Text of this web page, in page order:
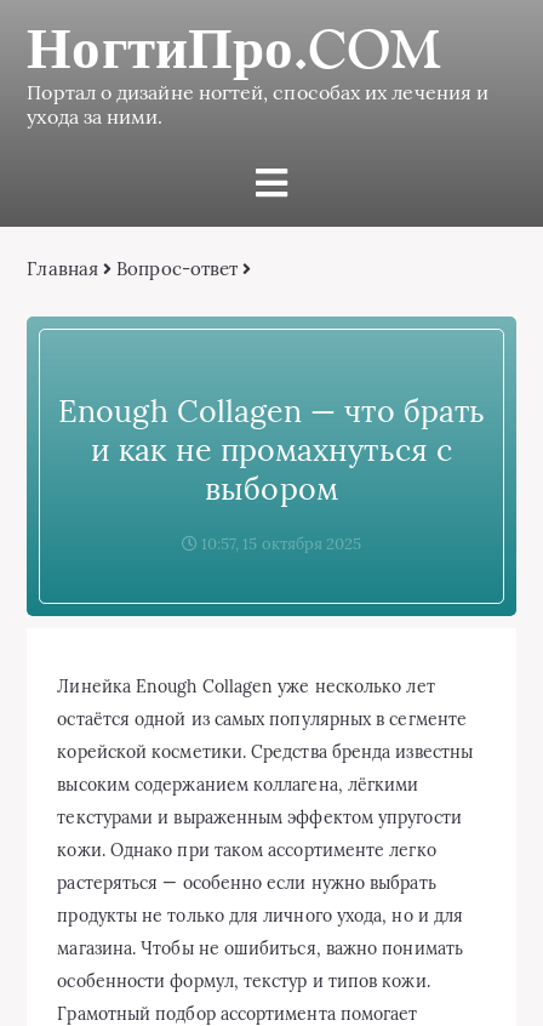
НогтиПро.COM
Портал о дизайне ногтей, способах их лечения и
ухода за ними.
Главная Вопрос-ответ
Enough Collagen — что брать
и как не промахнуться с
выбором
10:57, 15 октября 2025
Линейка Enough Collagen уже несколько лет
остаётся одной из самых популярных в сегменте
корейской косметики. Средства бренда известны
высоким содержанием коллагена, лёгкими
текстурами и выраженным эффектом упругости
кожи. Однако при таком ассортименте легко
растеряться — особенно если нужно выбрать
продукты не только для личного ухода, но и для
магазина. Чтобы не ошибиться, важно понимать
особенности формул, текстур и типов кожи.
Грамотный подбор ассортимента помогает